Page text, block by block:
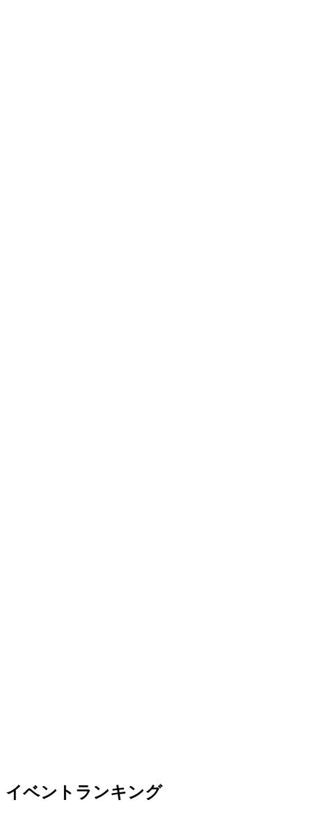
イベントランキング